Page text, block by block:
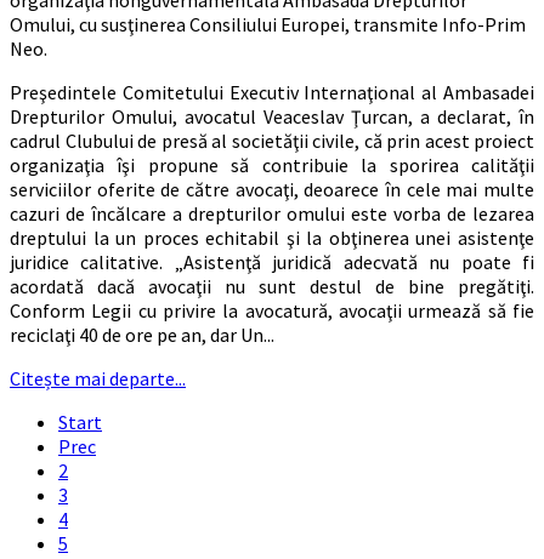
Omului, cu susţinerea Consiliului Europei, transmite Info-Prim
Neo.
Preşedintele Comitetului Executiv Internaţional al Ambasadei
Drepturilor Omului, avocatul Veaceslav Ţurcan, a declarat, în
cadrul Clubului de presă al societăţii civile, că prin acest proiect
organizaţia îşi propune să contribuie la sporirea calităţii
serviciilor oferite de către avocaţi, deoarece în cele mai multe
cazuri de încălcare a drepturilor omului este vorba de lezarea
dreptului la un proces echitabil şi la obţinerea unei asistenţe
juridice calitative. „Asistenţă juridică adecvată nu poate fi
acordată dacă avocaţii nu sunt destul de bine pregătiţi.
Conform Legii cu privire la avocatură, avocaţii urmează să fie
reciclaţi 40 de ore pe an, dar Un...
Citește mai departe...
Start
Prec
2
3
4
5